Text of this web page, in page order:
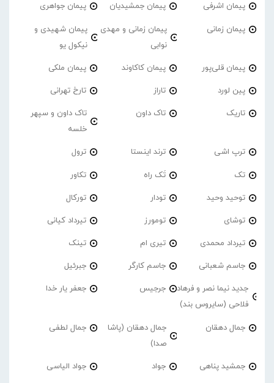
پیمان اشرفی پیمان جمشیدیان پیمان جواهری
پیمان زمانی
پیمان زمانی و مهدی
نوابی
پیمان شهیدی و
نیکول یو
پیمان قلی‌پور پیمان کاکاوند پیمان ملکی
پین لورد تاراز تارخ تهرانی
تاریک تاک داون
تاک داون و سپهر
خلسه
ترپ اشی ترند اینستا ترول
تک تَک راه تکاور
توحید وحید تودار تورکال
توشای تومورز تیرداد کیانی
تیرداد محمدی تیری ام تینک
جاسم شعبانی جاسم کارگر جبرئیل
جدید نیما نصر و فرهاد
فلاحی (سایروس بند)
جرجیس جعفر یار خدا
جمال دهقان
جمال دهقان (پاشا
صدا)
جمال لطفی
جمشید پناهی جواد جواد الیاسی